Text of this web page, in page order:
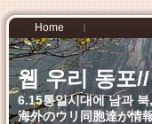
Home
웹 우리 동포
6.15통일시대에 남과
海外のウリ同胞達が情